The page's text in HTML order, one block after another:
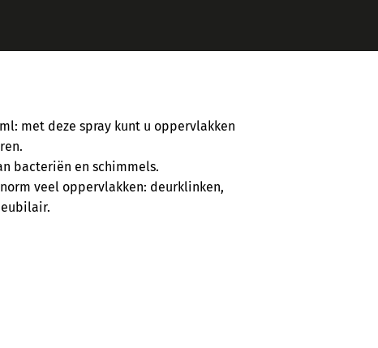
met deze spray kunt u oppervlakken
bacteriën en schimmels.
veel oppervlakken: deurklinken,